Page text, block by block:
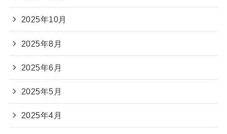
2025年10月
2025年8月
2025年6月
2025年5月
2025年4月